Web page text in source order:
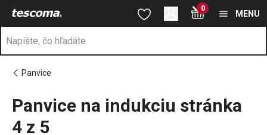
Nachádzate sa na stránke Panvice na indukciu 👨🏼‍🍳 stránka 4
Prejsť na hlavný obsah
Prejsť na vyhľadávanie
Prejsť na navigáciu 0
MENU
Panvice
Panvice na indukciu stránka
4 z 5